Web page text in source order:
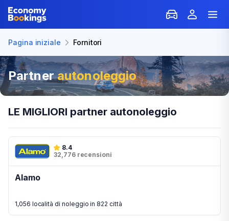
Pagina iniziale Fornitori
Partnerautonoleggio
LE MIGLIORI partner autonoleggio
8.4
32,776 recensioni
Alamo
1,056 località di noleggio in 822 città